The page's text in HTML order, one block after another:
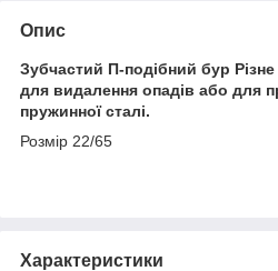
Опис
Зубчастий П-подібний бур
для видалення опадів або для
пружинної сталі.
Розмір 22/65
Характеристики